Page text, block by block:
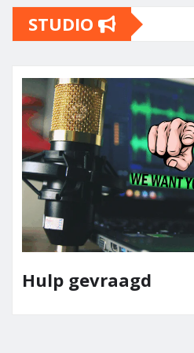
STUDIO
Team Elpaso Media